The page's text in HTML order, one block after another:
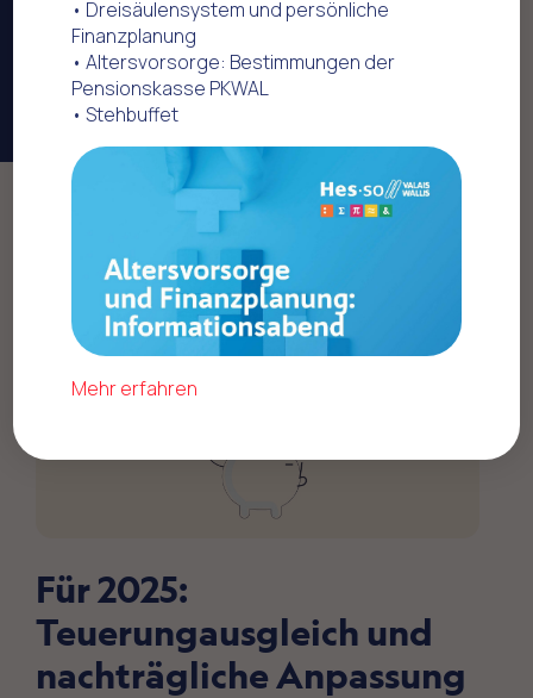
Mesures obtenues avec la FMEP
Für 2025: Teuerungausgleich und nachträgliche
Anpassung
Für 2025:
Teuerungausgleich und
nachträgliche Anpassung
• Dreisäulensystem und persönliche
Finanzplanung
• Altersvorsorge: Bestimmungen der
Pensionskasse PKWAL
• Stehbuffet
Mehr erfahren